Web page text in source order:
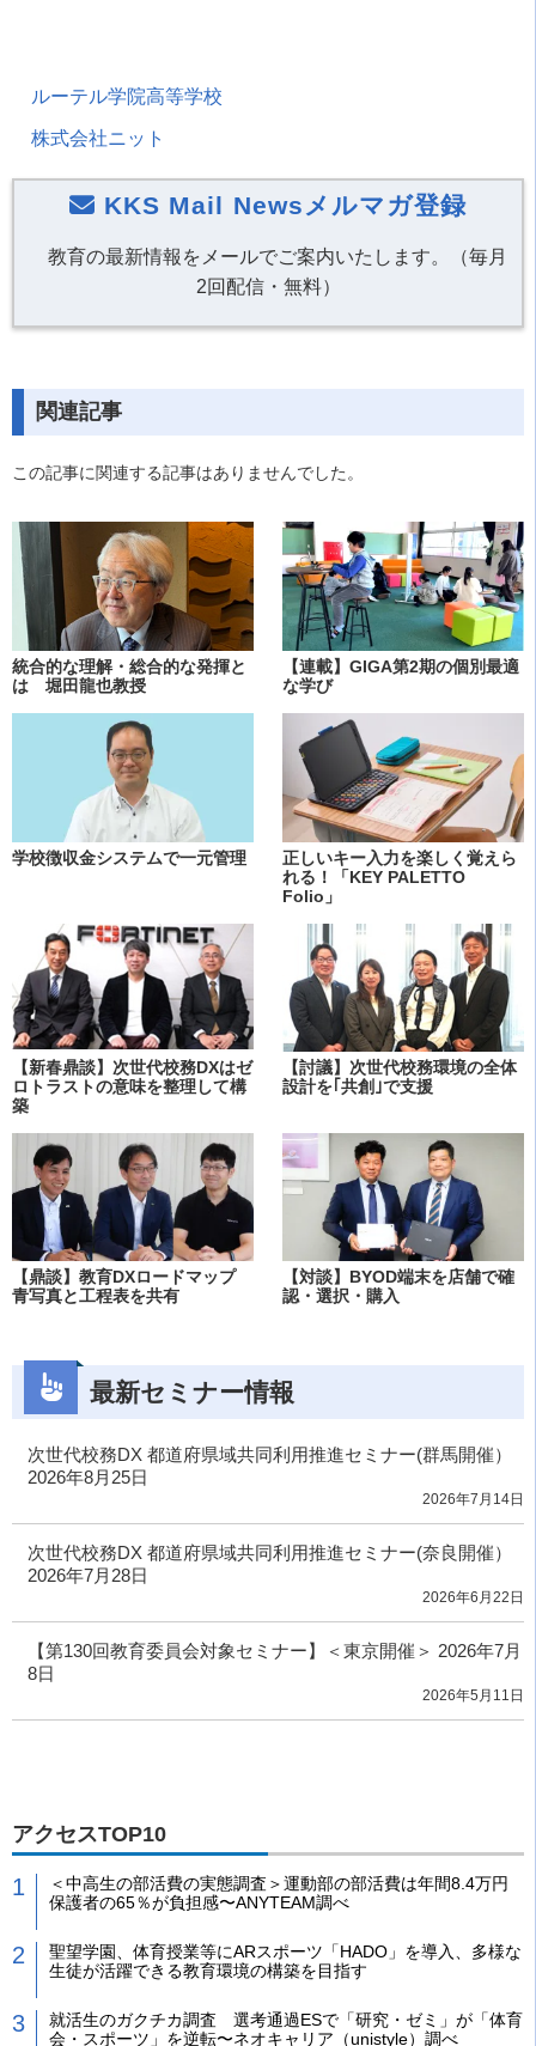
ルーテル学院高等学校
株式会社ニット
KKS Mail Newsメルマガ登録
教育の最新情報をメールでご案内いたします。（毎月
2回配信・無料）
関連記事
この記事に関連する記事はありませんでした。
統合的な理解・総合的な発揮と
は 堀田龍也教授
【連載】GIGA第2期の個別最適
な学び
学校徴収金システムで一元管理
正しいキー入力を楽しく覚えら
れる！「KEY PALETTO
Folio」
【新春鼎談】次世代校務DXはゼ
ロトラストの意味を整理して構
築
【討議】次世代校務環境の全体
設計を｢共創｣で支援
【鼎談】教育DXロードマップ
青写真と工程表を共有
【対談】BYOD端末を店舗で確
認・選択・購入
最新セミナー情報
次世代校務DX 都道府県域共同利用推進セミナー(群馬開催）
2026年8月25日
2026年7月14日
次世代校務DX 都道府県域共同利用推進セミナー(奈良開催）
2026年7月28日
2026年6月22日
【第130回教育委員会対象セミナー】＜東京開催＞ 2026年7月
8日
2026年5月11日
アクセスTOP10
＜中高生の部活費の実態調査＞運動部の部活費は年間8.4万円
保護者の65％が負担感〜ANYTEAM調べ
聖望学園、体育授業等にARスポーツ「HADO」を導入、多様な
生徒が活躍できる教育環境の構築を目指す
就活生のガクチカ調査 選考通過ESで「研究・ゼミ」が「体育
会・スポーツ」を逆転〜ネオキャリア（unistyle）調べ